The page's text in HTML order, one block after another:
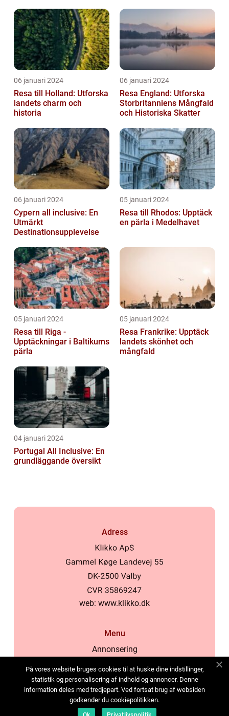
06 januari 2024
Resa till Holland: Utforska
landets charm och
historia
06 januari 2024
Resa England: Utforska
Storbritanniens Mångfald
och Historiska Skatter
06 januari 2024
Cypern all inclusive: En
Utmärkt
Destinationsupplevelse
05 januari 2024
Resa till Rhodos: Upptäck
en pärla i Medelhavet
05 januari 2024
Resa till Riga -
Upptäckningar i Baltikums
pärla
05 januari 2024
Resa Frankrike: Upptäck
landets skönhet och
mångfald
04 januari 2024
Portugal All Inclusive: En
grundläggande översikt
Adress
web: www.klikko.dk
Menu
Annonsering
Cookies
Kontakta oss
Sitemap
På vores website bruges cookies til at huske dine indstillinger,
statistik og personalisering af indhold og annoncer. Denne
information deles med tredjepart. Ved fortsat brug af websiden
godkender du cookiepolitikken.